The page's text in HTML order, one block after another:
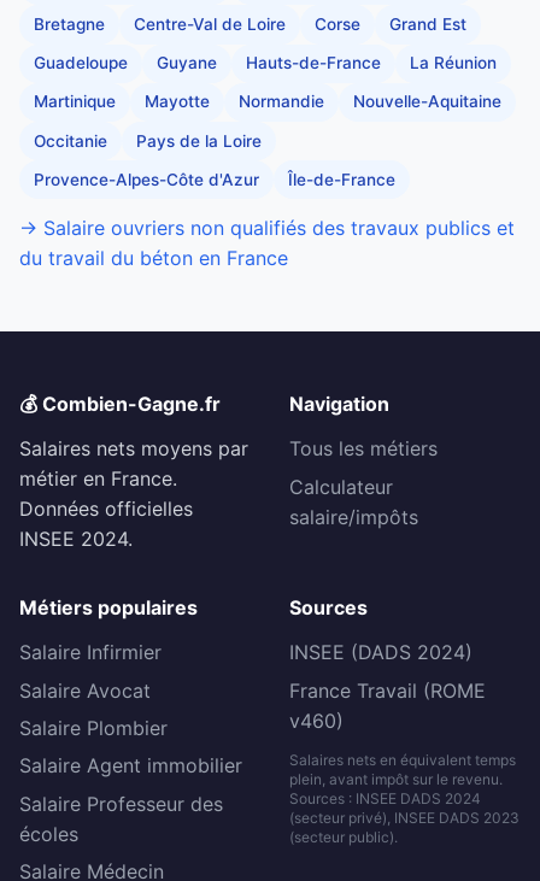
Bretagne Centre-Val de Loire Corse Grand Est
Guadeloupe Guyane Hauts-de-France La Réunion
Martinique Mayotte Normandie Nouvelle-Aquitaine
Occitanie Pays de la Loire
Provence-Alpes-Côte d'Azur Île-de-France
→ Salaire ouvriers non qualifiés des travaux publics et
du travail du béton en France
💰 Combien-Gagne.fr
Salaires nets moyens par
métier en France.
Données officielles
INSEE 2024.
Navigation
Tous les métiers
Calculateur
salaire/impôts
Métiers populaires
Salaire Infirmier
Salaire Avocat
Salaire Plombier
Salaire Agent immobilier
Salaire Professeur des
écoles
Salaire Médecin
Sources
INSEE (DADS 2024)
France Travail (ROME
v460)
Salaires nets en équivalent temps
plein, avant impôt sur le revenu.
Sources : INSEE DADS 2024
(secteur privé), INSEE DADS 2023
(secteur public).